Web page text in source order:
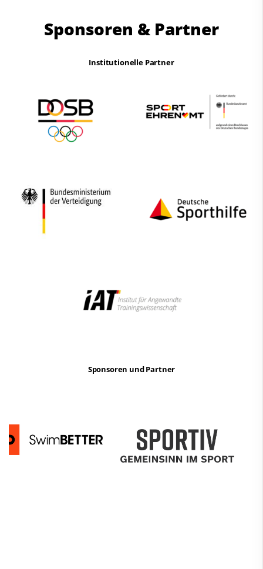
Sponsoren & Partner
Institutionelle Partner
Sponsoren und Partner